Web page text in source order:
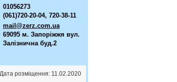
01056273
(061)720-20-04, 720-38-11
mail@zerz.com.ua
69095 м. Запоріжжя вул.
Залізнична буд.2
Дата розміщення: 11.02.2020